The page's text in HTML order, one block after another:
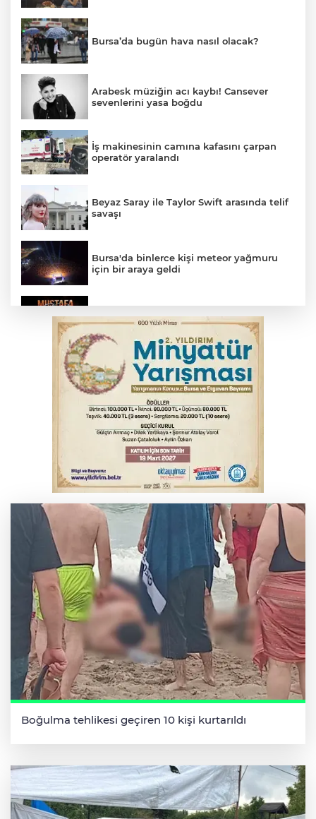
Bursa’da bugün hava nasıl olacak?
Arabesk müziğin acı kaybı! Cansever
sevenlerini yasa boğdu
İş makinesinin camına kafasını çarpan
operatör yaralandı
Beyaz Saray ile Taylor Swift arasında telif
savaşı
Bursa'da binlerce kişi meteor yağmuru
için bir araya geldi
kahkaha dolu gece
İnegöl'de orman yangını; Havadan ve
karadan müdahale başlatıldı
Bursa'da korkutan kazada 4 yaralı
Suça sürüklenen çocuk yasası TBMM'de
kabul edildi
Boğulma tehlikesi geçiren 10 kişi kurtarıldı